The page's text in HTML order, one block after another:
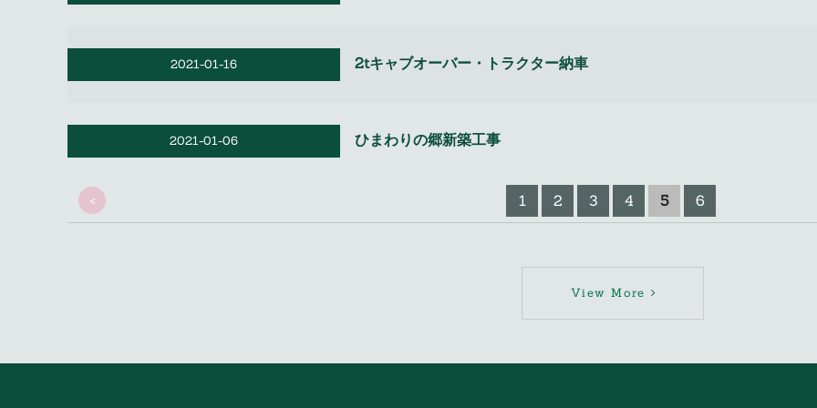
2021-01-16 2tキャブオーバー・トラクター納車
2021-01-06 ひまわりの郷新築工事
< 1 2 3 4 5 6
View More